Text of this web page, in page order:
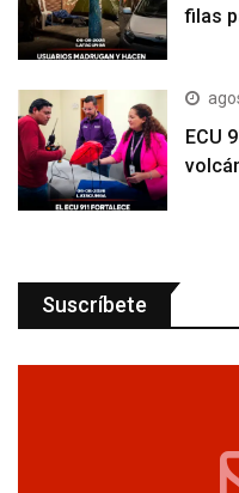
filas
ECU
Suscríbete